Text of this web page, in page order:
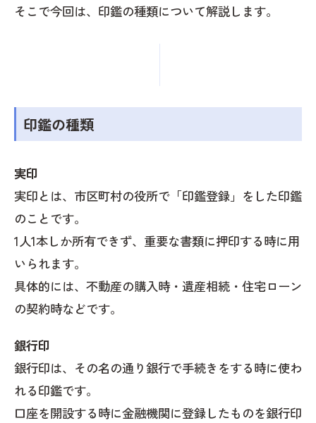
そこで今回は、印鑑の種類について解説します。
印鑑の種類
実印
実印とは、市区町村の役所で「印鑑登録」をした印鑑
のことです。
1人1本しか所有できず、重要な書類に押印する時に用
いられます。
具体的には、不動産の購入時・遺産相続・住宅ローン
の契約時などです。
銀行印
銀行印は、その名の通り銀行で手続きをする時に使わ
れる印鑑です。
口座を開設する時に金融機関に登録したものを銀行印